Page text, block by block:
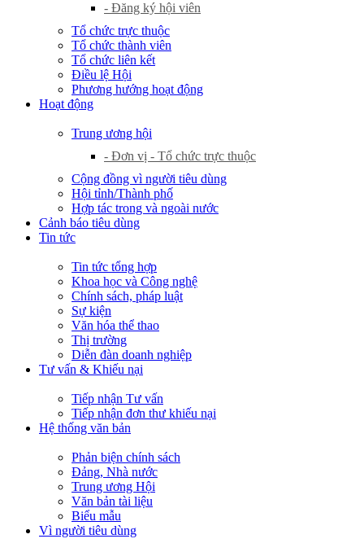
- Đăng ký hội viên
Tổ chức trực thuộc
Tổ chức thành viên
Tổ chức liên kết
Điều lệ Hội
Phương hướng hoạt động
Hoạt động
Trung ương hội
- Đơn vị - Tổ chức trực thuộc
Cộng đồng vì người tiêu dùng
Hội tỉnh/Thành phố
Hợp tác trong và ngoài nước
Cảnh báo tiêu dùng
Tin tức
Tin tức tổng hợp
Khoa học và Công nghệ
Chính sách, pháp luật
Sự kiện
Văn hóa thể thao
Thị trường
Diễn đàn doanh nghiệp
Tư vấn & Khiếu nại
Tiếp nhận Tư vấn
Tiếp nhận đơn thư khiếu nại
Hệ thống văn bản
Phản biện chính sách
Đảng, Nhà nước
Trung ương Hội
Văn bản tài liệu
Biểu mẫu
Vì người tiêu dùng